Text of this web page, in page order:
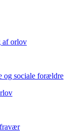
af orlov
og sociale forældre